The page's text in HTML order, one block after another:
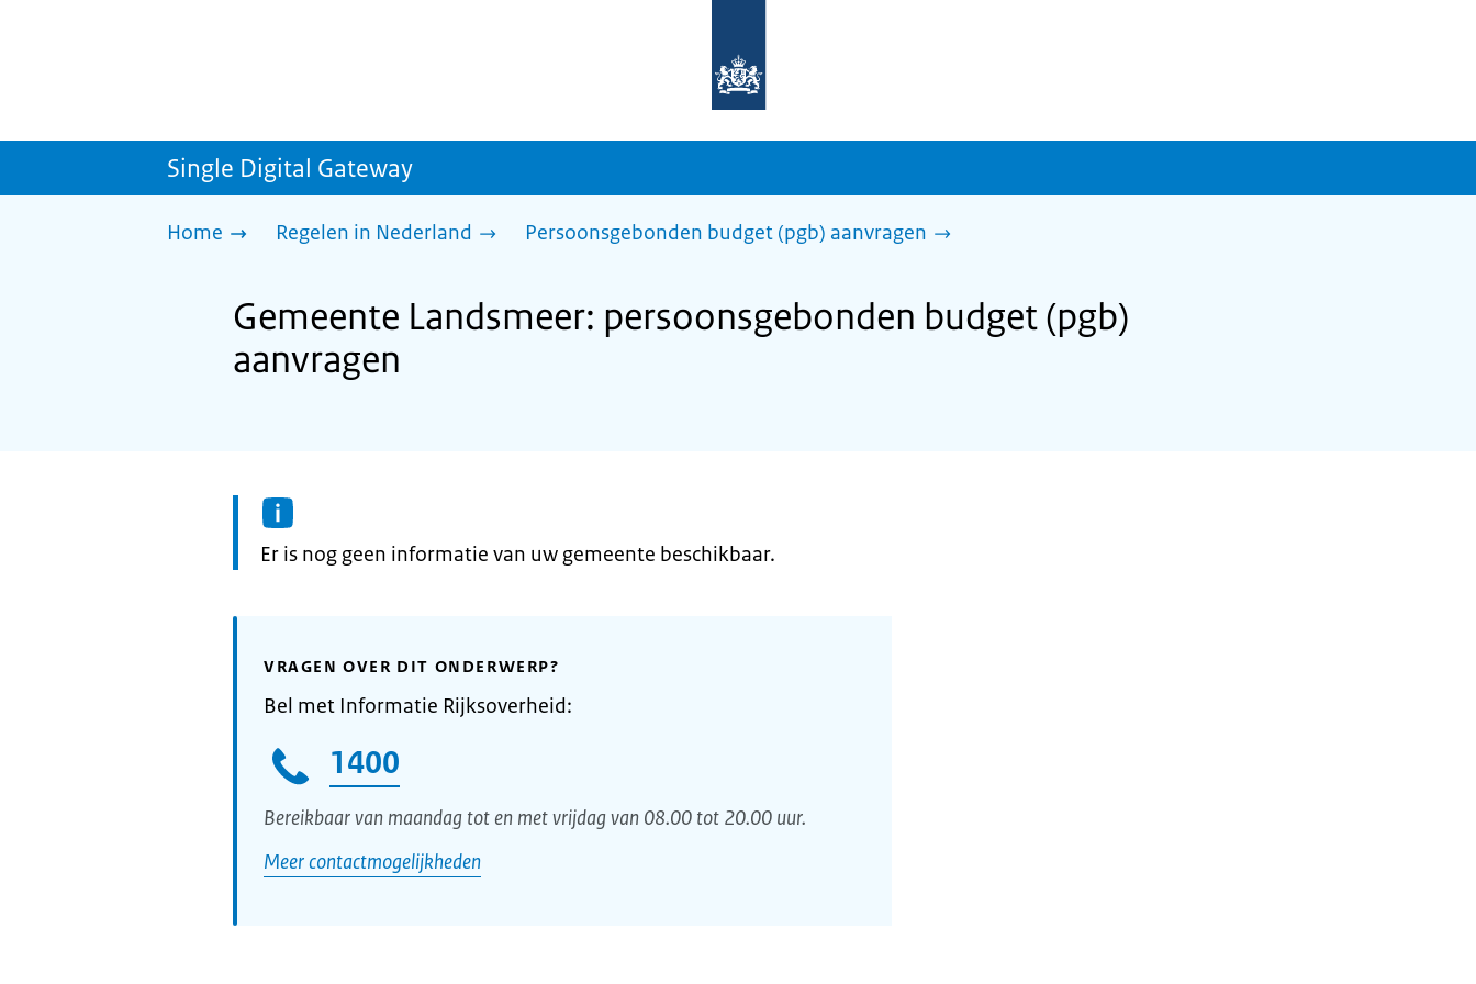
homepage
sdg.rijksoverheid.nl
Single Digital Gateway
Home Regelen in Nederland Persoonsgebonden budget (pgb) aanvragen
Gemeente Landsmeer: persoonsgebonden budget (pgb)
aanvragen
Informatie:
Er is nog geen informatie van uw gemeente beschikbaar.
VRAGEN OVER DIT ONDERWERP?
Bel met Informatie Rijksoverheid:
1400
Bereikbaar van maandag tot en met vrijdag van 08.00 tot 20.00 uur.
Meer contactmogelijkheden